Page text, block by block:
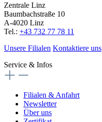
Zentrale Linz
Baumbachstraße 10
A-4020 Linz
Tel.: +43 732 77 78 11
Unsere Filialen Kontaktiere uns
Service & Infos
Filialen & Anfahrt
Newsletter
Über uns